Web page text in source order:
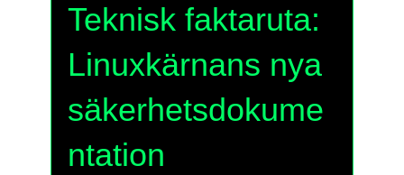
Teknisk faktaruta:
Linuxkärnans nya
säkerhetsdokume
ntation